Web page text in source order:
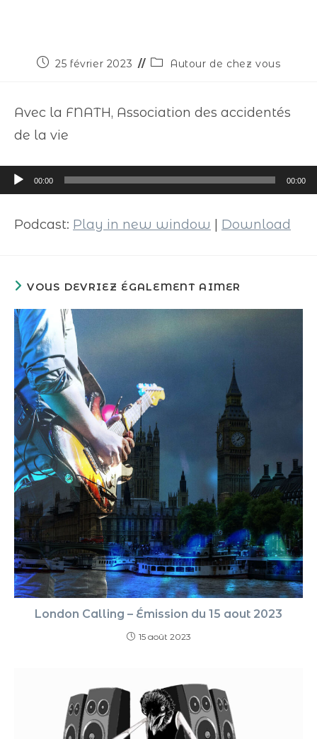
25 février 2023 Autour de chez vous
Avec la FNATH, Association des accidentés
de la vie
Lecteur
audio
00:00 00:00
Podcast: Play in new window Download
VOUS DEVRIEZ ÉGALEMENT AIMER
London Calling – Émission du 15 aout 2023
15 août 2023